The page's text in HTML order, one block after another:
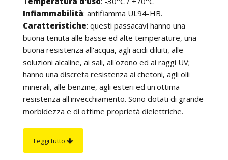
Infiammabilità: antifiamma UL94-HB.
Caratteristiche: questi passacavi hanno una
buona tenuta alle basse ed alte temperature, una
buona resistenza all'acqua, agli acidi diluiti, alle
soluzioni alcaline, ai sali, all'ozono ed ai raggi UV;
hanno una discreta resistenza ai chetoni, agli olii
minerali, alle benzine, agli esteri ed un'ottima
resistenza all'invecchiamento. Sono dotati di grande
morbidezza e di ottime proprietà dielettriche.
di utilizzare i nostri passacavi su qualsiasi
Leggi tutto